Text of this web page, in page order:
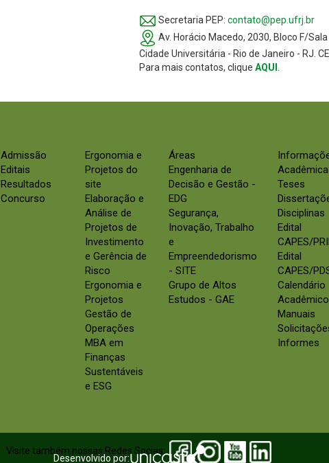
Secretaria PEP: contato@pep.ufrj.br
Av. Horácio Macedo, 2030, Bloco F/
Cidade Universitária - Rio de Janeiro - RJ.
Para mais contatos, clique AQUI .
Admissão
Editais
Resultados
Concurso
Ergonomia e
Projetos do
site
Elaboração e
Análise de
Projetos de
Investimento
e Gerência de
Risco
Ergonomia e
Projetos
Gestão de
Operações
MBA em
Finanças
Sustentáveis
e ESG
Áreas
Engenharia de
Decisão e Gestão -
EDG
Segurança,
Inovação, Trabalho
e
Empreendedorismo
- SITE
Grupo de Altos
Estudos - GAE
Teses
Disciplinas
Edital
CAPES/
Edital
CAPES/
Calendário
Acadêmico
Manuais
Informes
Visite também nossas Redes Socias:
Desenvolvido por: